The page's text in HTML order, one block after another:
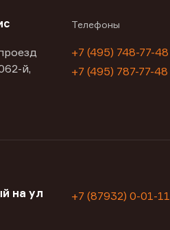
й,
Телефоны
+7 (495) 748-77-48
+7 (495) 787-77-48
на ул
+7 (87932) 0-01-11